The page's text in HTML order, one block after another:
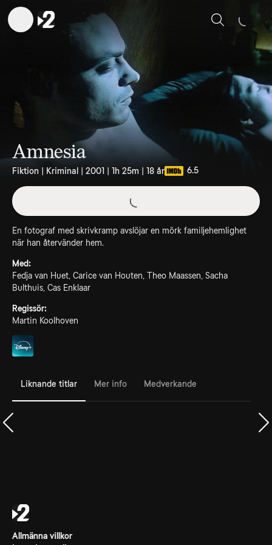
Sök
Amnesia
Fiktion | Kriminal | 2001 | 1h 25m | 18 år 6.5
En fotograf med skrivkramp avslöjar en mörk familjehemlighet
när han återvänder hem.
Med:
Fedja van Huet, Carice van Houten, Theo Maassen, Sacha
Bulthuis, Cas Enklaar
Regissör:
Martin Koolhoven
Liknande titlar Mer info Medverkande
Allmänna villkor